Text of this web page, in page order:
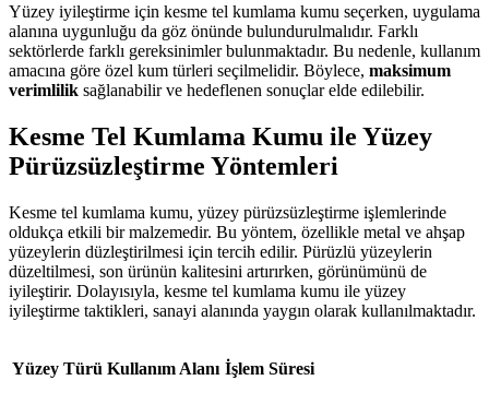
Yüzey iyileştirme için kesme tel kumlama kumu seçerken, uygulama
alanına uygunluğu da göz önünde bulundurulmalıdır. Farklı
sektörlerde farklı gereksinimler bulunmaktadır. Bu nedenle, kullanım
amacına göre özel kum türleri seçilmelidir. Böylece, maksimum
verimlilik sağlanabilir ve hedeflenen sonuçlar elde edilebilir.
Kesme Tel Kumlama Kumu ile Yüzey
Pürüzsüzleştirme Yöntemleri
Kesme tel kumlama kumu, yüzey pürüzsüzleştirme işlemlerinde
oldukça etkili bir malzemedir. Bu yöntem, özellikle metal ve ahşap
yüzeylerin düzleştirilmesi için tercih edilir. Pürüzlü yüzeylerin
düzeltilmesi, son ürünün kalitesini artırırken, görünümünü de
iyileştirir. Dolayısıyla, kesme tel kumlama kumu ile yüzey
iyileştirme taktikleri, sanayi alanında yaygın olarak kullanılmaktadır.
Yüzey Türü Kullanım Alanı İşlem Süresi